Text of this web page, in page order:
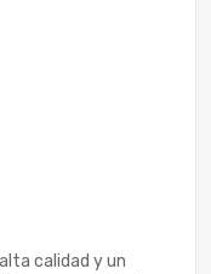
calidad y un